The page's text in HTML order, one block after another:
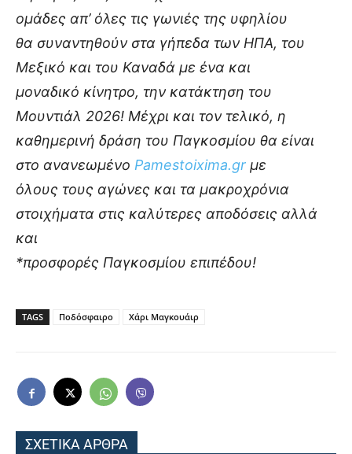
ομάδες απ’ όλες τις γωνιές της υφηλίου
θα συναντηθούν στα γήπεδα των ΗΠΑ, του
Μεξικό και του Καναδά με ένα και
μοναδικό κίνητρο, την κατάκτηση του
Μουντιάλ 2026! Μέχρι και τον τελικό, η
καθημερινή δράση του Παγκοσμίου θα είναι
στο ανανεωμένο Pamestoixima.gr με
όλους τους αγώνες και τα μακροχρόνια
στοιχήματα στις καλύτερες αποδόσεις αλλά
και
*προσφορές Παγκοσμίου επιπέδου!
TAGS Ποδόσφαιρο Χάρι Μαγκουάιρ
ΣΧΕΤΙΚΑ ΑΡΘΡΑ